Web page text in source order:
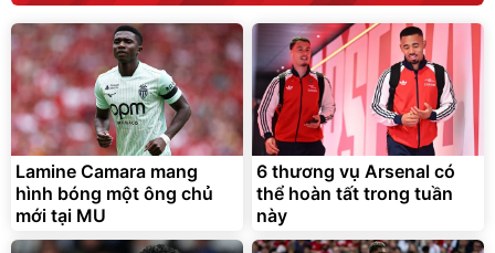
Lamine Camara mang
hình bóng một ông chủ
mới tại MU
6 thương vụ Arsenal có
thể hoàn tất trong tuần
này